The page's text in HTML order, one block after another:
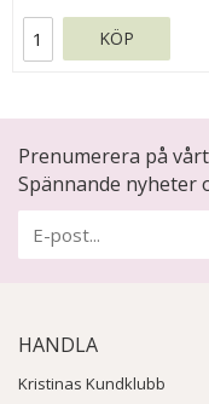
KÖP
Prenumerera på
Spännande nyheter
HANDLA
Kristinas Kundklubb